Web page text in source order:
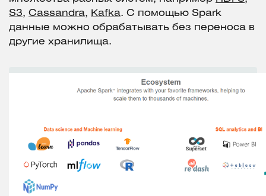
S3, Cassandra, Kafka. С помощью Spark
данные можно обрабатывать без переноса в
другие хранилища.